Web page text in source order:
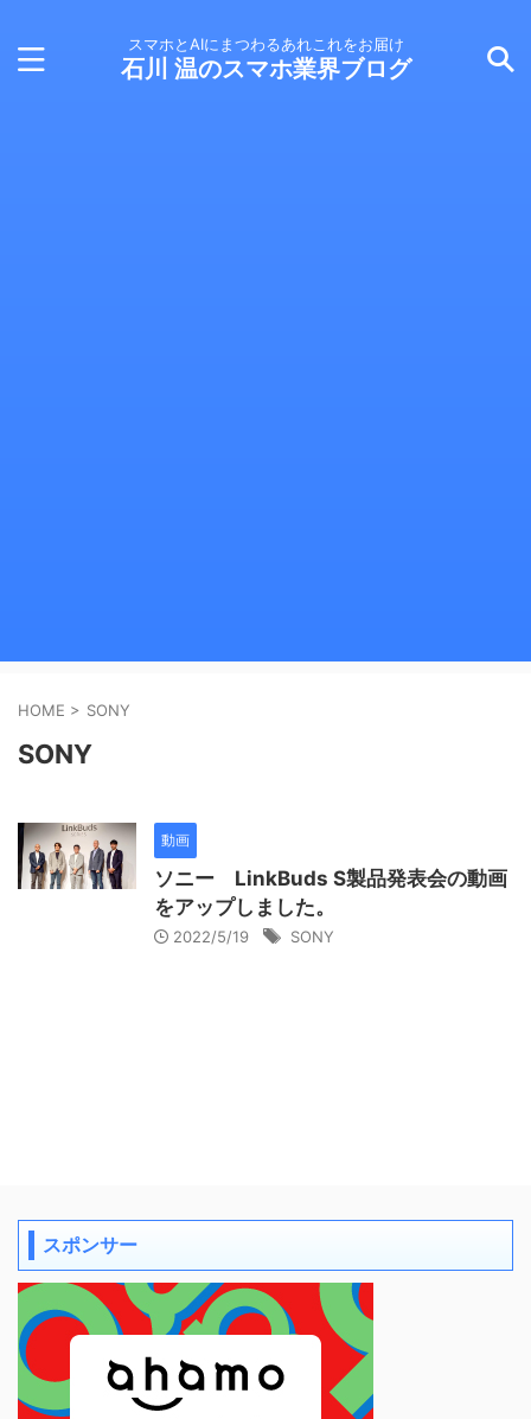
スマホとAIにまつわるあれこれをお届け
石川 温のスマホ業界ブログ
HOME > SONY
SONY
動画
ソニー LinkBuds S製品発表会の動画
をアップしました。
2022/5/19 SONY
スポンサー